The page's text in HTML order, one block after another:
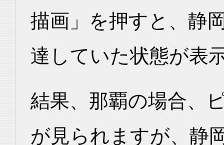
描画」を押すと、静
達していた状態が表
結果、那覇の場合、
が見られますが、静